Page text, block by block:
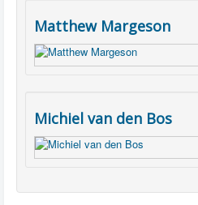
Matthew Margeson
Michiel van den Bos